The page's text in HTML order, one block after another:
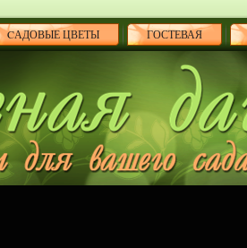
CАДОВЫЕ ЦВЕТЫ ГОСТЕВАЯ